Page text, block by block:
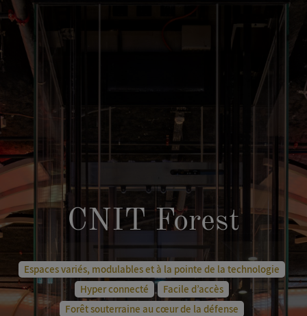
CNIT Forest
Espaces variés, modulables et à la pointe de la technologie
Hyper connecté
Facile d’accès
Forêt souterraine au cœur de la défense